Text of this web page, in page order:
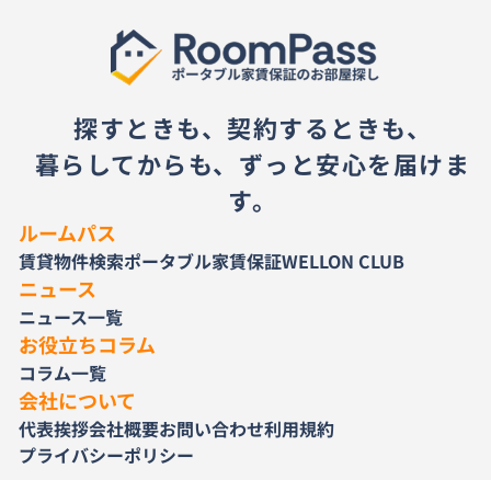
探すときも、契約するときも、
暮らしてからも、ずっと安心を届けま
す。
ルームパス
賃貸物件検索ポータブル家賃保証WELLON CLUB
ニュース
ニュース一覧
お役立ちコラム
コラム一覧
会社について
代表挨拶会社概要お問い合わせ利用規約
プライバシーポリシー